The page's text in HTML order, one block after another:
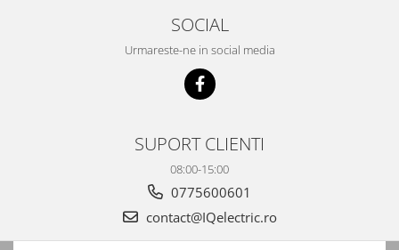
SOCIAL
Urmareste-ne in social media
SUPORT CLIENTI
08:00-15:00
0775600601
contact@IQelectric.ro